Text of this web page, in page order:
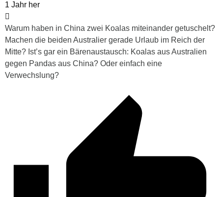
1 Jahr her
Warum haben in China zwei Koalas miteinander getuschelt?
Machen die beiden Australier gerade Urlaub im Reich der
Mitte? Ist’s gar ein Bärenaustausch: Koalas aus Australien
gegen Pandas aus China? Oder einfach eine
Verwechslung?